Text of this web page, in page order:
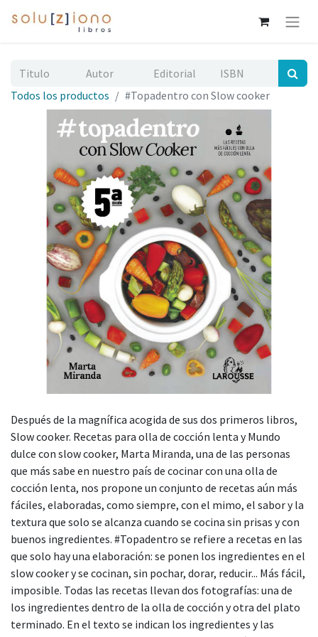
Todos los productos #Topadentro con Slow cooker
Después de la magnífica acogida de sus dos primeros libros,
Slow cooker. Recetas para olla de cocción lenta y Mundo
dulce con slow cooker, Marta Miranda, una de las personas
que más sabe en nuestro país de cocinar con una olla de
cocción lenta, nos propone un conjunto de recetas aún más
fáciles, elaboradas, como siempre, con el mimo, el sabor y la
textura que solo se alcanza cuando se cocina sin prisas y con
buenos ingredientes. #Topadentro se refiere a recetas en las
que solo hay una elaboración: se ponen los ingredientes en el
slow cooker y se cocinan, sin pochar, dorar, reducir... Más fácil,
imposible. Todas las recetas llevan dos fotografías: una de
los ingredientes dentro de la olla de cocción y otra del plato
terminado. En el texto se indican los ingredientes y las